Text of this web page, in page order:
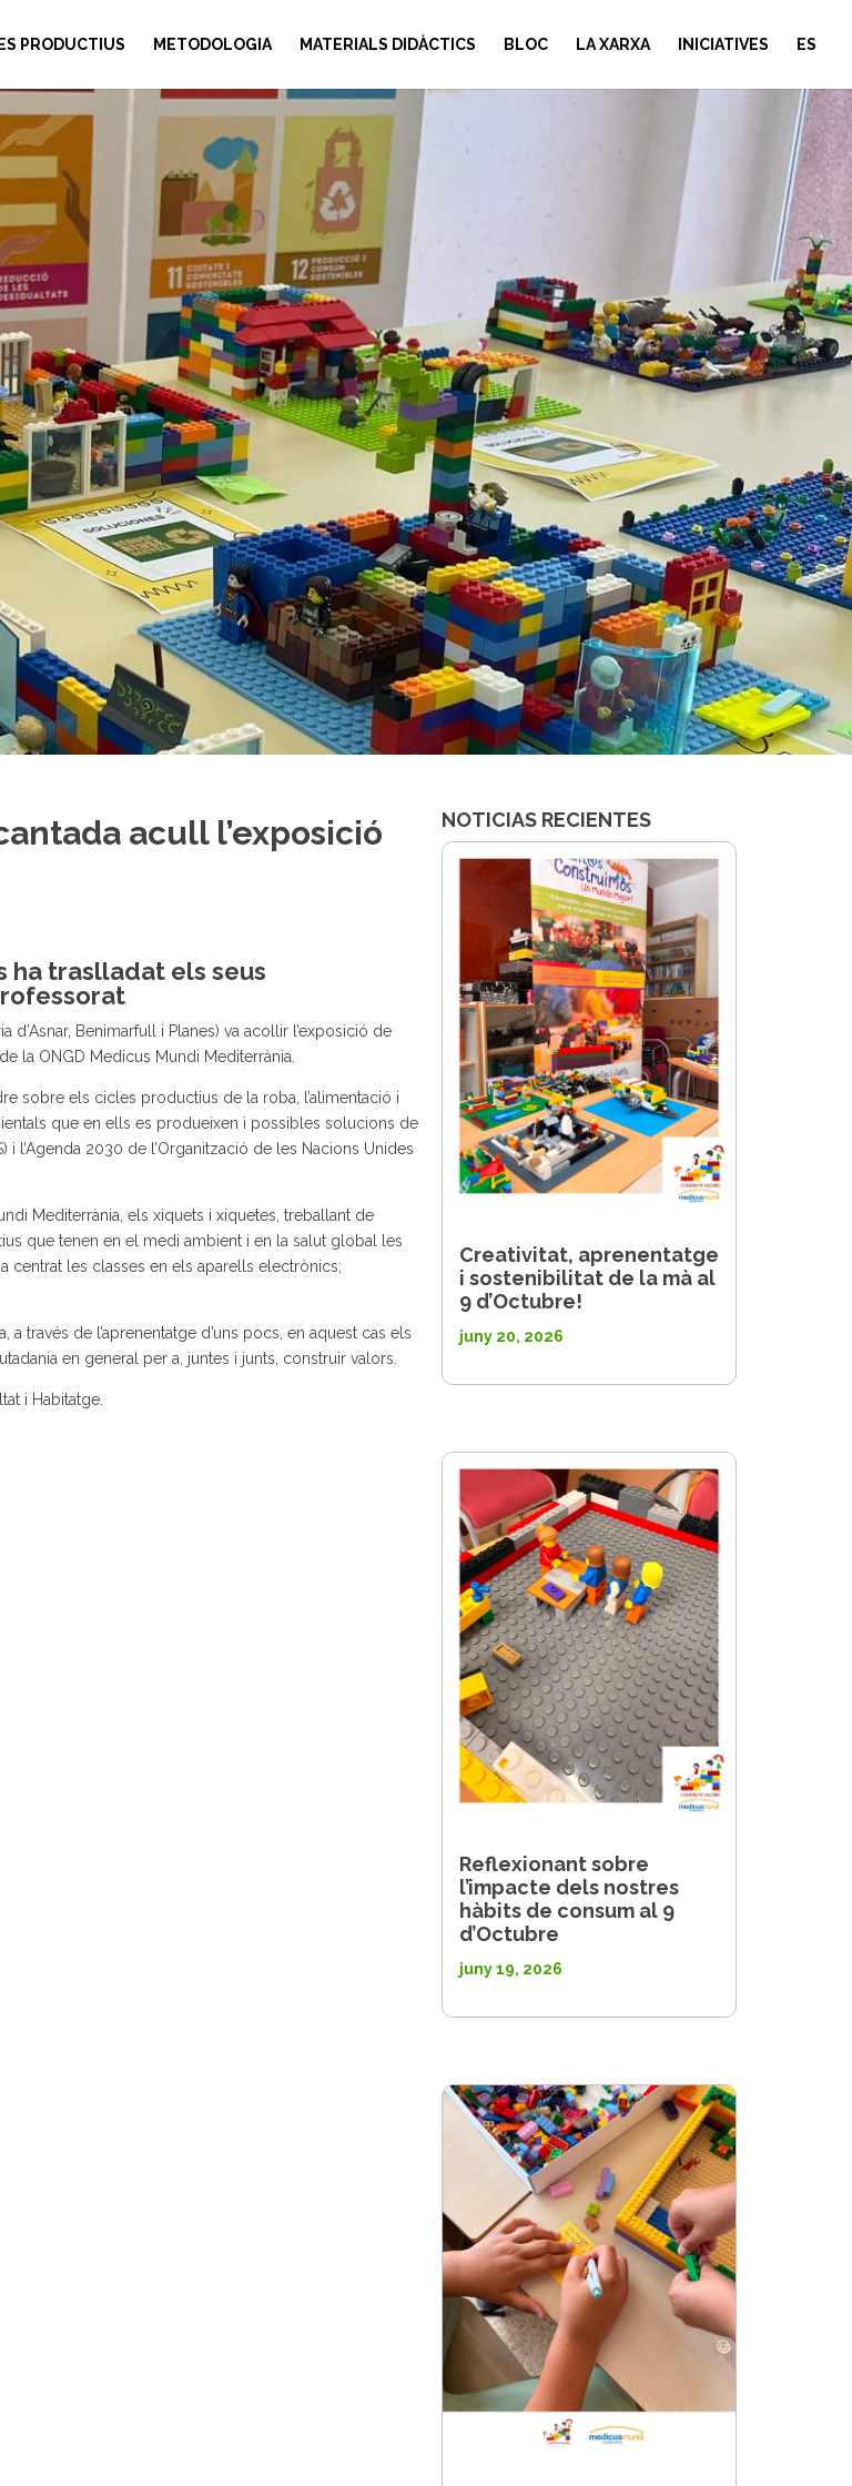
PRODUCTIUS METODOLOGIA MATERIALS DIDÀCTICS BLOC LA XARXA INICIATIVES ES
acull l’exposició
ha traslladat els seus
d’Asnar, Benimarfull i Planes) va acollir l’exposició de
la ONGD Medicus Mundi Mediterrània.
sobre els cicles productius de la roba, l’alimentació i
que en ells es produeixen i possibles solucions de
l’Agenda 2030 de l’Organització de les Nacions Unides
Mediterrània, els xiquets i xiquetes, treballant de
que tenen en el medi ambient i en la salut global les
centrat les classes en els aparells electrònics;
través de l’aprenentatge d’uns pocs, en aquest cas els
en general per a, juntes i junts, construir valors.
i Habitatge.
NOTICIAS RECIENTES
Creativitat, aprenentatge
i sostenibilitat de la mà al
9 d’Octubre!
juny 20, 2026
Reflexionant sobre
l’impacte dels nostres
hàbits de consum al 9
d’Octubre
juny 19, 2026